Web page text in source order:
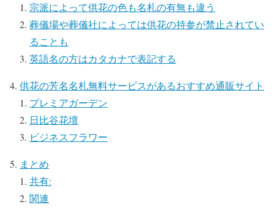
宗派によって供花の色も名札の有無も違う
葬儀場や葬儀社によっては供花の持参が禁止されてい
ることも
英語名の方はカタカナで表記する
供花の芳名名札無料サービスがあるおすすめ通販サイト
プレミアガーデン
日比谷花壇
ビジネスフラワー
まとめ
共有:
関連